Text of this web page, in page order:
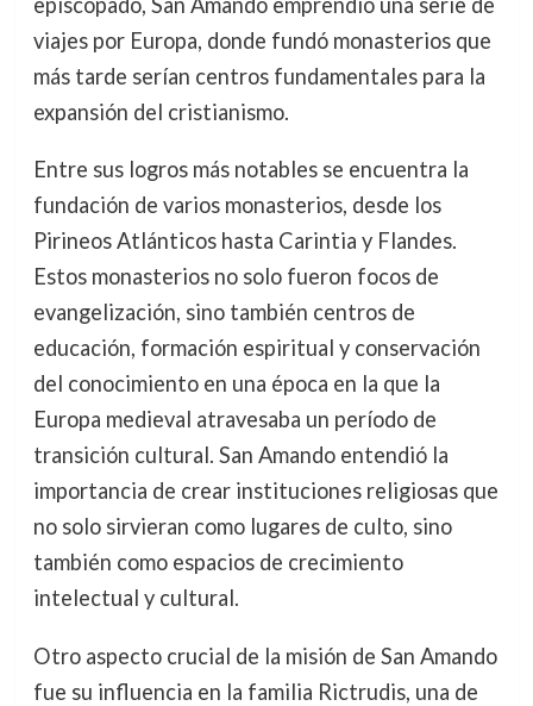
viajes por Europa, donde fundó monasterios que
más tarde serían centros fundamentales para la
expansión del cristianismo.
Entre sus logros más notables se encuentra la
fundación de varios monasterios, desde los
Pirineos Atlánticos hasta Carintia y Flandes.
Estos monasterios no solo fueron focos de
evangelización, sino también centros de
educación, formación espiritual y conservación
del conocimiento en una época en la que la
Europa medieval atravesaba un período de
transición cultural. San Amando entendió la
importancia de crear instituciones religiosas que
no solo sirvieran como lugares de culto, sino
también como espacios de crecimiento
intelectual y cultural.
Otro aspecto crucial de la misión de San Amando
fue su influencia en la familia Rictrudis, una de